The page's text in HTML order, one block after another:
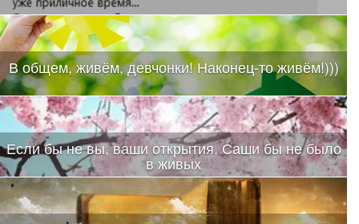
В общем, живём, девчонки! Наконец-то живём!)))
Если бы не вы, ваши открытия, Саши бы не было
в живых